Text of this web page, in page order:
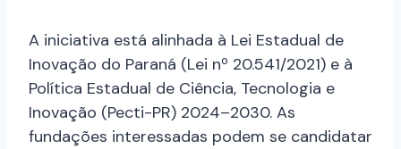
A iniciativa está alinhada à Lei Estadual de
Inovação do Paraná (Lei nº 20.541/2021) e à
Política Estadual de Ciência, Tecnologia e
Inovação (Pecti-PR) 2024–2030. As
fundações interessadas podem se candidatar